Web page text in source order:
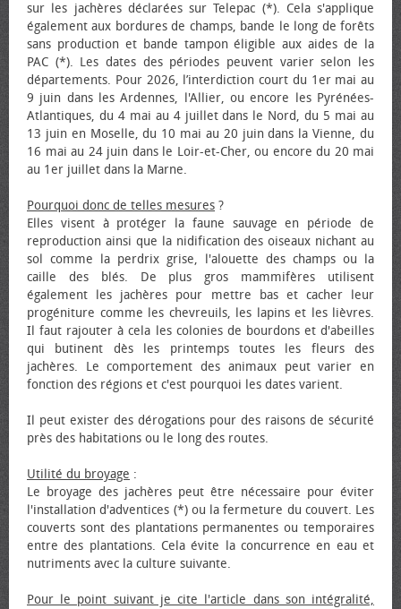
sur les jachères déclarées sur Telepac (*). Cela s'applique
également aux bordures de champs, bande le long de forêts
sans production et bande tampon éligible aux aides de la
PAC (*). Les dates des périodes peuvent varier selon les
départements. Pour 2026, l’interdiction court du 1er mai au
9 juin dans les Ardennes, l'Allier, ou encore les Pyrénées-
Atlantiques, du 4 mai au 4 juillet dans le Nord, du 5 mai au
13 juin en Moselle, du 10 mai au 20 juin dans la Vienne, du
16 mai au 24 juin dans le Loir-et-Cher, ou encore du 20 mai
au 1er juillet dans la Marne.
Pourquoi donc de telles mesures ?
Elles visent à protéger la faune sauvage en période de
reproduction ainsi que la nidification des oiseaux nichant au
sol comme la perdrix grise, l'alouette des champs ou la
caille des blés. De plus gros mammifères utilisent
également les jachères pour mettre bas et cacher leur
progéniture comme les chevreuils, les lapins et les lièvres.
Il faut rajouter à cela les colonies de bourdons et d'abeilles
qui butinent dès les printemps toutes les fleurs des
jachères. Le comportement des animaux peut varier en
fonction des régions et c'est pourquoi les dates varient.
Il peut exister des dérogations pour des raisons de sécurité
près des habitations ou le long des routes.
Utilité du broyage :
Le broyage des jachères peut être nécessaire pour éviter
l'installation d'adventices (*) ou la fermeture du couvert. Les
couverts sont des plantations permanentes ou temporaires
entre des plantations. Cela évite la concurrence en eau et
nutriments avec la culture suivante.
Pour le point suivant je cite l'article dans son intégralité,